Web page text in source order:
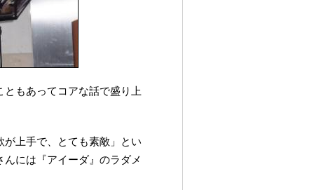
もあってコアな話で盛り上
上手で、とても素敵」とい
には『アイーダ』のラダメ